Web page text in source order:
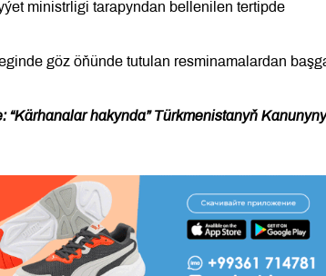
ministrligi tarapyndan bellenilen tertipde
göz öňünde tutulan resminamalardan
“Kärhanalar hakynda” Türkmenistanyň